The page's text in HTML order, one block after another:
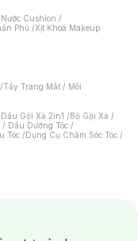
Cushion /
Phủ /Xịt Khoá Makeup
/Tẩy Trang Mắt / Môi
Dầu Gội Xả 2in1 /Bộ Gội Xả /
/ Dầu Dưỡng Tóc /
Tóc /Dụng Cụ Chăm Sóc Tóc /